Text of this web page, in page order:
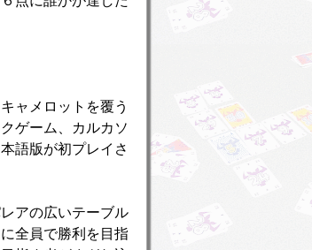
ャメロットを覆う
ゲーム、カルカソ
語版が初プレイさ
アの広いテーブル
全員で勝利を目指